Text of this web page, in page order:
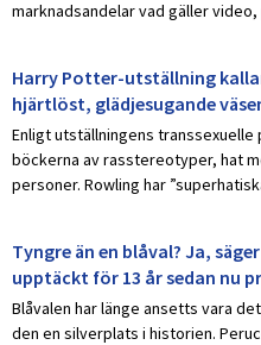
marknadsandelar vad gäller
Harry Potter-utställning
hjärtlöst, glädjesugande
Enligt utställningens
böckerna av rasstereotyper, hat
personer. Rowling har
Tyngre än en blåval? Ja,
upptäckt för 13 år sedan nu
Blåvalen har länge ansetts vara
den en silverplats i historien.